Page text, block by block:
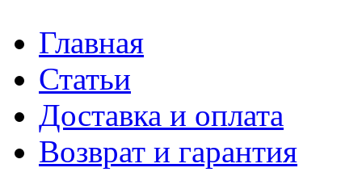
Главная
Статьи
Доставка и оплата
Возврат и гарантия